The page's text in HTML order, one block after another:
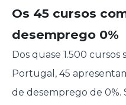
Os 45 cursos
desemprego 0%
Dos quase 1.500
Portugal, 45
de desemprego de 0%.